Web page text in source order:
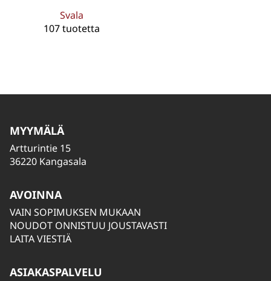
Svala
107 tuotetta
MYYMÄLÄ
Artturintie 15
36220 Kangasala
AVOINNA
VAIN SOPIMUKSEN MUKAAN
NOUDOT ONNISTUU JOUSTAVASTI
LAITA VIESTIÄ
ASIAKASPALVELU